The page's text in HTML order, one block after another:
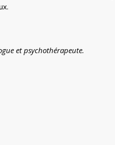
et psychothérapeute.